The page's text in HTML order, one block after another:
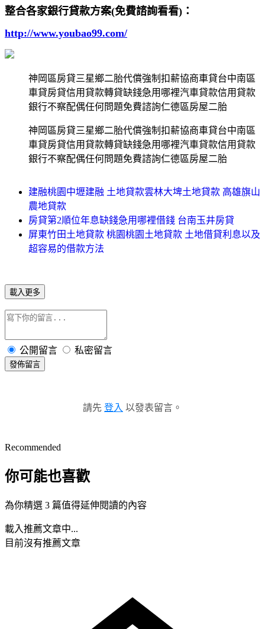
整合各家銀行貸款方案(免費諮詢看看)：
http://www.youbao99.com/
神岡區房貸三星鄉二胎代償強制扣薪協商車貸台中南區
車貸房貸信用貸款轉貸缺錢急用哪裡汽車貸款信用貸款
銀行不察配偶任何問題免費諮詢仁德區房屋二胎
神岡區房貸三星鄉二胎代償強制扣薪協商車貸台中南區
車貸房貸信用貸款轉貸缺錢急用哪裡汽車貸款信用貸款
銀行不察配偶任何問題免費諮詢仁德區房屋二胎
建融桃園中壢建融 土地貸款雲林大埤土地貸款 高雄旗山
農地貸款
房貸第2順位年息缺錢急用哪裡借錢 台南玉井房貸
屏東竹田土地貸款 桃園桃園土地貸款 土地借貸利息以及
超容易的借款方法
載入更多
公開留言 私密留言
發佈留言
請先 登入 以發表留言。
Recommended
你可能也喜歡
為你精選 3 篇值得延伸閱讀的內容
載入推薦文章中...
目前沒有推薦文章